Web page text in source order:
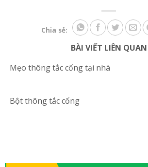
Chia sẻ:
BÀI VIẾT LIÊN QUAN
Mẹo thông tắc cống tại nhà
Bột thông tắc cống